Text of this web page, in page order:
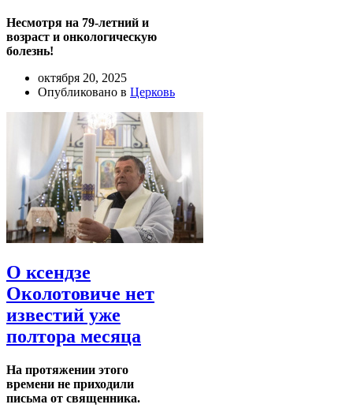
Несмотря на 79-летний и
возраст и онкологическую
болезнь!
октября 20, 2025
Опубликовано в Церковь
О ксендзе
Околотовиче нет
известий уже
полтора месяца
На протяжении этого
времени не приходили
письма от священника.